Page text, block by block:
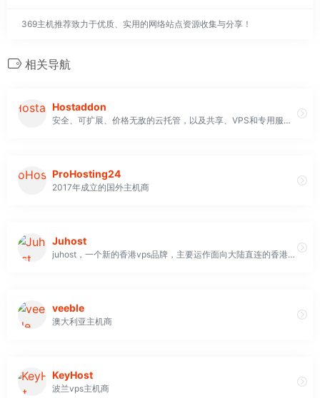
369主机推荐致力于优质、实用的网络站点资源收集与分享！
相关导航
Hostaddon
安全、可扩展、价格无敌的云托管，以及共享、VPS和专用服务器托管服务
ProHosting24
2017年成立的国外主机商
Juhost
juhost，一个新的香港vps品牌，主要运作面向大陆直连的香港100Mbps带宽的vps业务
veeble
澳大利亚主机商
KeyHost
波兰vps主机商